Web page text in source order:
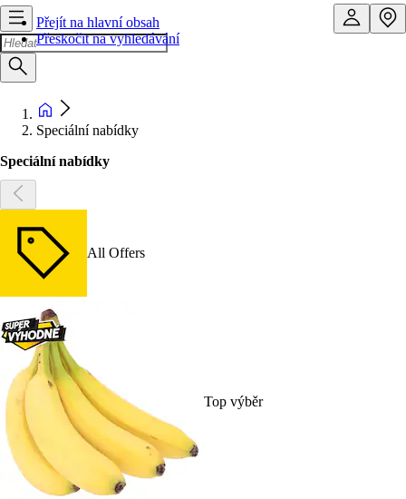
Přejít na hlavní obsah
Přeskočit na vyhledávání
Speciální nabídky
Speciální nabídky
All Offers
Top výběr